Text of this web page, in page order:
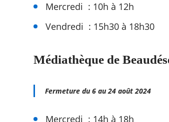
Mercredi : 10h à 12h
Vendredi : 15h30 à 18h30
Médiathèque de
Fermeture du 6 au 24 août 2024
Mercredi : 14h à 18h